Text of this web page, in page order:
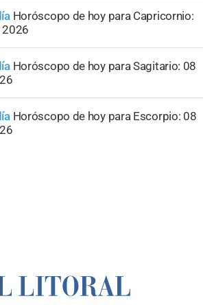
Horóscopo de hoy para Capricornio:
2026
Horóscopo de hoy para Sagitario: 08
Horóscopo de hoy para Escorpio: 08